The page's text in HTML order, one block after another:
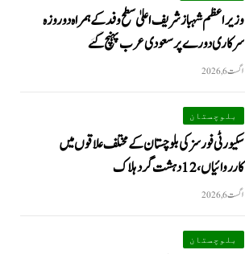
وزیراعظم شہبازشریف اعلیٰ سطح وفد کے ہمراہ دو روزه
سرکاری دورے پر سعودی عرب پہنچ گئے
اگست 6, 2026
بلوچستان
سکیورٹی فورسز کی بلوچستان کے مختلف علاقوں میں
کارروائیاں ، 12 دہشت گرد ہلاک
اگست 6, 2026
بلوچستان